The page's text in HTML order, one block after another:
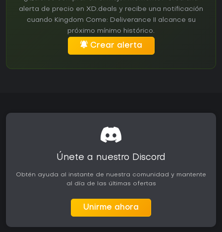
alerta de precio en XD.deals y recibe una notificación
cuando Kingdom Come: Deliverance II alcance su
próximo mínimo histórico.
Crear alerta
Únete a nuestro Discord
Obtén ayuda al instante de nuestra comunidad y mantente
al día de las últimas ofertas
Unirme ahora